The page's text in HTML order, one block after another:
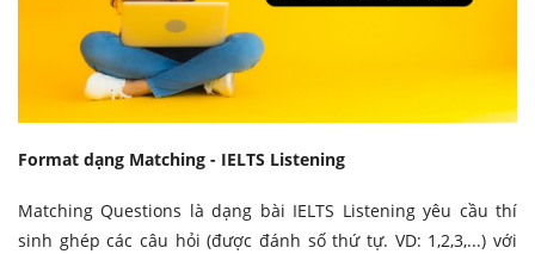
Format dạng Matching - IELTS Listening
Matching Questions là dạng bài IELTS Listening yêu cầu thí
sinh ghép các câu hỏi (được đánh số thứ tự. VD: 1,2,3,...) với